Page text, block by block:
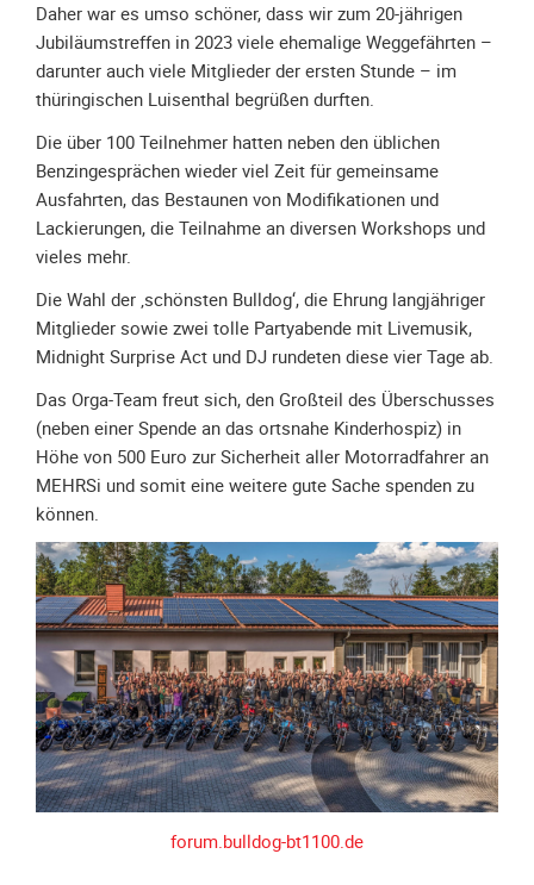
Unterfahrschutz
Unterfahrschutz
Erfolge
Unterfahrschutz
-
Technik
Unterfahrschutz
Kompatibilität
Unterfahrschutz
-
mit
in
Absenkung
Streckensicherung
Flex.
Kurvenleittafel
Galerien
Galerie
2026
Galerie
2025
Daher war es umso schöner, dass wir zum 20-jährigen
Jubiläumstreffen in 2023 viele ehemalige Weggefährten –
darunter auch viele Mitglieder der ersten Stunde – im
thüringischen Luisenthal begrüßen durften.
Die über 100 Teilnehmer hatten neben den üblichen
Benzingesprächen wieder viel Zeit für gemeinsame
Ausfahrten, das Bestaunen von Modifikationen und
Lackierungen, die Teilnahme an diversen Workshops und
vieles mehr.
Die Wahl der ‚schönsten Bulldog‘, die Ehrung langjähriger
Mitglieder sowie zwei tolle Partyabende mit Livemusik,
Midnight Surprise Act und DJ rundeten diese vier Tage ab.
Das Orga-Team freut sich, den Großteil des Überschusses
(neben einer Spende an das ortsnahe Kinderhospiz) in
Höhe von 500 Euro zur Sicherheit aller Motorradfahrer an
MEHRSi und somit eine weitere gute Sache spenden zu
können.
forum.bulldog-bt1100.de